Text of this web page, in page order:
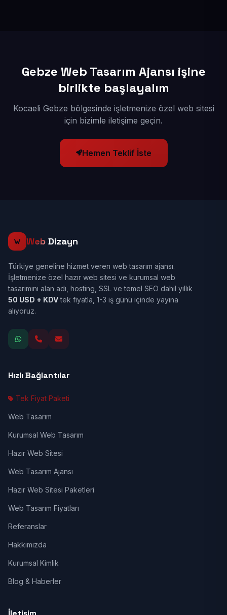
Gebze Web Tasarım Ajansı işine
birlikte başlayalım
Kocaeli Gebze bölgesinde işletmenize özel web sitesi
için bizimle iletişime geçin.
Hemen Teklif İste
Web Dizayn
Türkiye geneline hizmet veren web tasarım ajansı.
İşletmenize özel hazır web sitesi ve kurumsal web
tasarımını alan adı, hosting, SSL ve temel SEO dahil yıllık
50 USD + KDVtek fiyatla, 1-3 iş günü içinde yayına
alıyoruz.
Hızlı Bağlantılar
Tek Fiyat Paketi
Web Tasarım
Kurumsal Web Tasarım
Hazır Web Sitesi
Web Tasarım Ajansı
Hazır Web Sitesi Paketleri
Web Tasarım Fiyatları
Referanslar
Hakkımızda
Kurumsal Kimlik
Blog & Haberler